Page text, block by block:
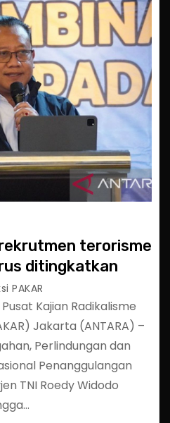
terorisme
ditingkatkan
PAKAR
Kajian Radikalisme
Jakarta (ANTARA) –
Perlindungan dan
Penanggulangan
TNI Roedy Widodo